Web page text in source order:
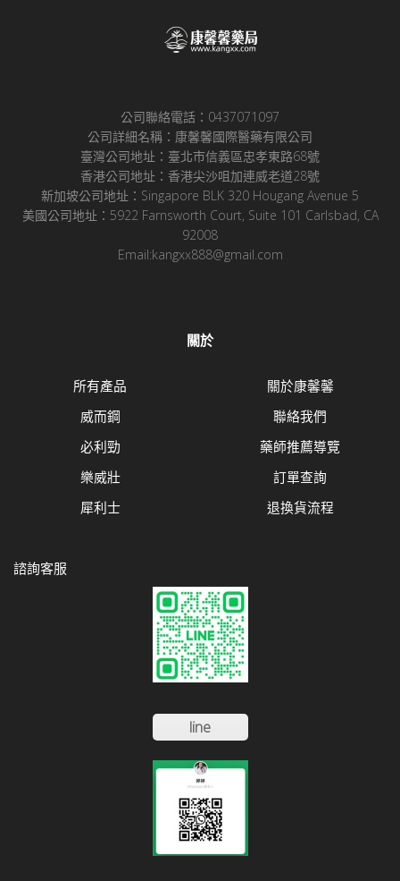
公司聯絡電話：0437071097
公司詳細名稱：康馨馨國際醫藥有限公司
臺灣公司地址：臺北市信義區忠孝東路68號
香港公司地址：香港尖沙咀加連威老道28號
新加坡公司地址：Singapore BLK 320 Hougang Avenue 5
美國公司地址：5922 Farnsworth Court, Suite 101 Carlsbad, CA
92008
Email:kangxx888@gmail.com
關於
所有產品
威而鋼
必利勁
樂威壯
犀利士
關於康馨馨
聯絡我們
藥師推薦導覽
訂單查詢
退換貨流程
諮詢客服
line